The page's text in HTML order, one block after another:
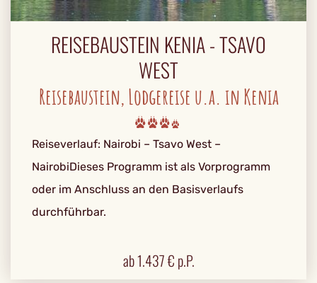
REISEBAUSTEIN KENIA - TSAVO
WEST
Reisebaustein, Lodgereise u.a. in Kenia
Reiseverlauf: Nairobi – Tsavo West –
NairobiDieses Programm ist als Vorprogramm
oder im Anschluss an den Basisverlaufs
durchführbar.
ab1.437€ p.P.